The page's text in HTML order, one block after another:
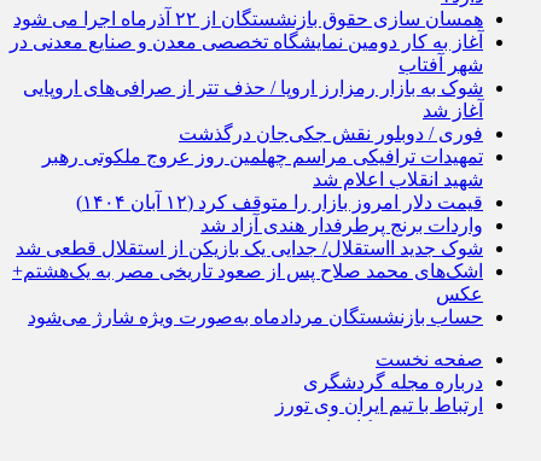
همسان سازی حقوق بازنشستگان از ۲۲ آذرماه اجرا می شود
آغاز به کار دومین نمایشگاه تخصصی معدن و صنایع معدنی در
شهر آفتاب
شوک به بازار رمزارز اروپا / حذف تتر از صرافی‌های اروپایی
آغاز شد
فوری / دوبلور نقش جکی‌جان درگذشت
تمهیدات ترافیکی مراسم چهلمین روز عروج ملکوتی رهبر
شهید انقلاب اعلام شد
قیمت دلار امروز بازار را متوقف کرد (۱۲ آبان ۱۴۰۴)
واردات برنج پرطرفدار هندی آزاد شد
شوک جدید ااستقلال/ جدایی یک بازیکن از استقلال قطعی شد
اشک‌های محمد صلاح پس از صعود تاریخی مصر به یک‌هشتم+
عکس
حساب بازنشستگان مردادماه به‌صورت ویژه شارژ می‌شود
صفحه نخست
درباره مجله گردشگری
ارتباط با تیم ایران وی تورز
حریم شخصی کاربران